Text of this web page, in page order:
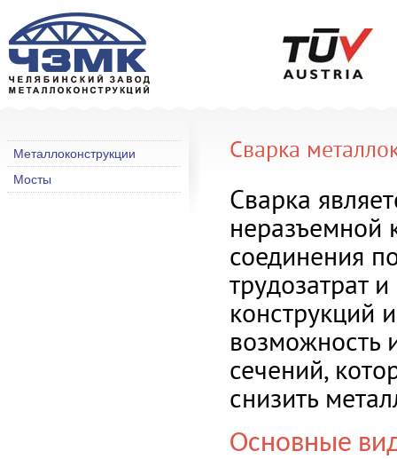
Металлоконструкции
Мосты
Сварка
Сварка
неразъемной
соединения
трудозатрат
конструкций
возможность
сечений,
снизить
Основные